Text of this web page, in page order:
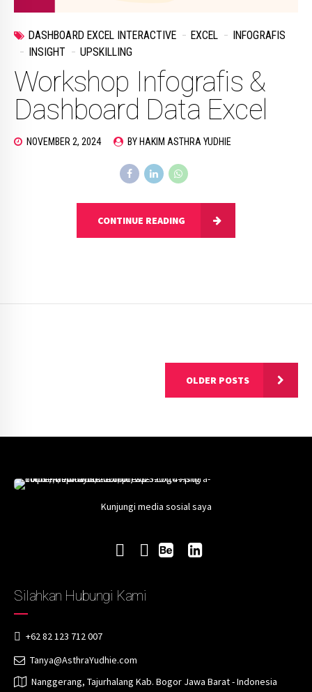
DASHBOARD EXCEL INTERACTIVE EXCEL
INFOGRAFIS
INSIGHT
UPSKILLING
Workshop Infografis &
Dashboard Data Excel
NOVEMBER 2, 2024 BY HAKIM ASTHRA YUDHIE
CONTINUE READING
OLDER POSTS
Kunjungi media sosial saya
Silahkan Hubungi Kami
+62 82 123 712 007
Tanya@AsthraYudhie.com
Nanggerang, Tajurhalang Kab. Bogor Jawa Barat - Indonesia